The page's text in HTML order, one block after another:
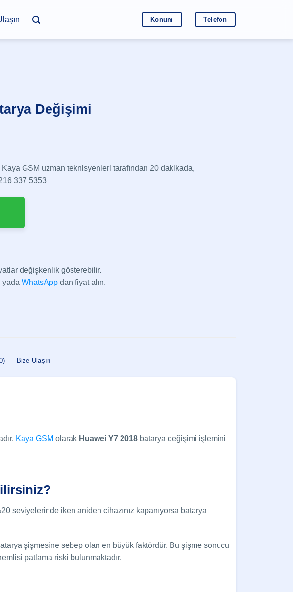
Konum Telefon
Değişimi
GSM uzman teknisyenleri tarafından 20 dakikada,
337 5353
değişkenlik gösterebilir.
yada WhatsApp dan fiyat alın.
Bize Ulaşın
Kaya GSM olarak Huawei Y7 2018 batarya değişimi işlemini
seviyelerinde iken aniden cihazınız kapanıyorsa batarya
şişmesine sebep olan en büyük faktördür. Bu şişme sonucu
patlama riski bulunmaktadır.